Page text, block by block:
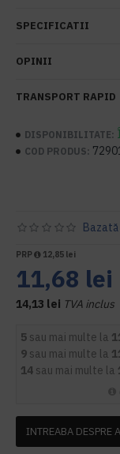
SPECIFICATII
OPINII
TRANSPORT RAPID
DISPONIBILITATE:
COD PRODUS:
PRP 12,85 lei
11,68 lei
14,13 lei TVA inclus
5 sau mai multe la
9 sau mai multe la
14 sau mai multe la
INTREABA DESPRE